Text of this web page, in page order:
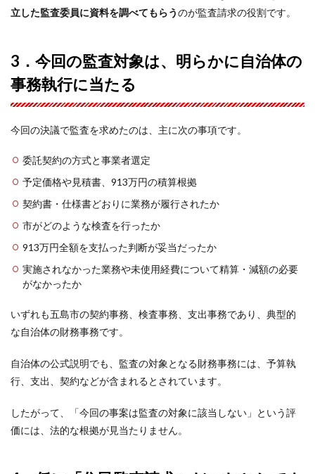
立した監査委員に資料を調べてもらうのが監査請求の役割です。
3．今回の監査対象は、明らかに自治体の
事務執行に当たる
今回の決議で監査を求めたのは、主に次の事項です。
委託契約の方式と事業者選定
予定価格や見積書、913万円の積算根拠
契約書・仕様書どおりに業務が履行されたか
市がどのような検査を行ったか
913万円全額を支払った判断が妥当だったか
実施されなかった業務や未使用経費について精算・減額の必要
がなかったか
いずれも五島市の契約事務、検査事務、支出事務であり、典型的
な自治体の財務事務です。
自治体の公式説明でも、監査の対象となる財務事務には、予算執
行、支出、契約などが含まれるとされています。
したがって、「今回の事案は監査の対象に該当しない」という評
価には、法的な根拠が見当たりません。